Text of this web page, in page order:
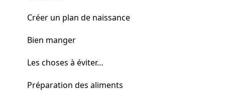
Créer un plan de naissance
Bien manger
Les choses à éviter…
Préparation des aliments